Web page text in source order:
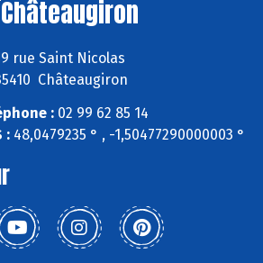
Châteaugiron
rue Saint Nicolas
Châteaugiron
: 02 99 62 85 14
:48,0479235 ° , -1,50477290000003 °